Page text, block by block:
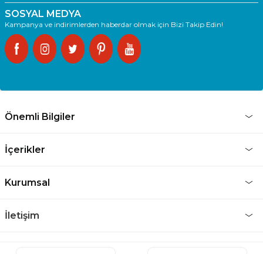
SOSYAL MEDYA
Kampanya ve indirimlerden haberdar olmak için Bizi Takip Edin!
Önemli Bilgiler
İçerikler
Kurumsal
İletişim